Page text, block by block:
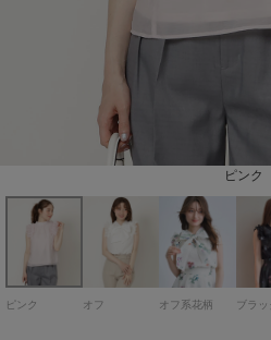
ピンク
オフ
オフ系花柄
ブラック系
model：H163cm 着用
model：H163cm 着用
model：H163cm 着用
model：H163cm 着用
model：H163cm 着用
model：H163cm 着用
model：H163cm 着用
model：H163cm 着用
model：H163cm 着用
model：H163cm 着用
model：H163cm 着用
model：H163cm 着用
model：H163cm 着用
model：H163cm 着用
model：H163cm 着用
model：H163cm 着用
model：H163cm 着用
model：H163cm 着用
staff：H158cm 着用サ
staff：H158cm 着用サ
staff：H158cm 着用サ
ピンク オフ オフ系花柄 ブラッ